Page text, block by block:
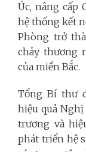
Úc, nâng cấp
hệ thống kết
Phòng trở
chảy thương
của miền Bắc.
Tổng Bí thư
hiệu quả
trương và
phát triển hệ